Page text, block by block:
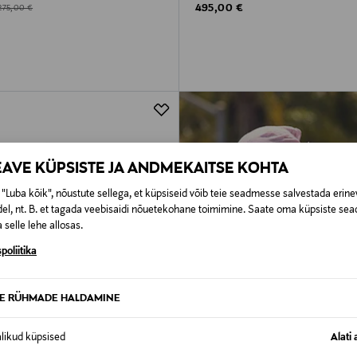
KÜPSISTE JA ANDMEKAITSE KOHTA
"Luba kõik", nõustute sellega, et küpsiseid võib teie seadmesse salvestada
nt. B. et tagada veebisaidi nõuetekohane toimimine. Saate oma küpsiste
selle lehe allosas.
RÜHMADE HALDAMINE
küpsised Alati
PricePrice
€
Original Price
495,00 €